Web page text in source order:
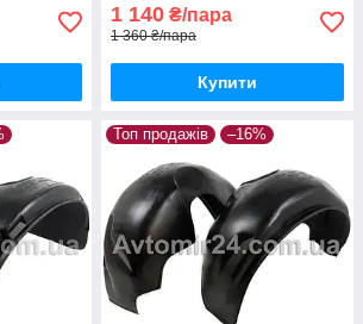
1 140 ₴/пара
1 360 ₴/пара
Купити
Топ продажів –16%